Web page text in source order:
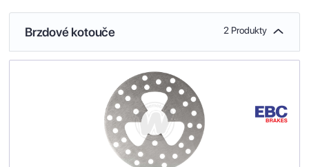
Brzdové kotouče 2 Produkty